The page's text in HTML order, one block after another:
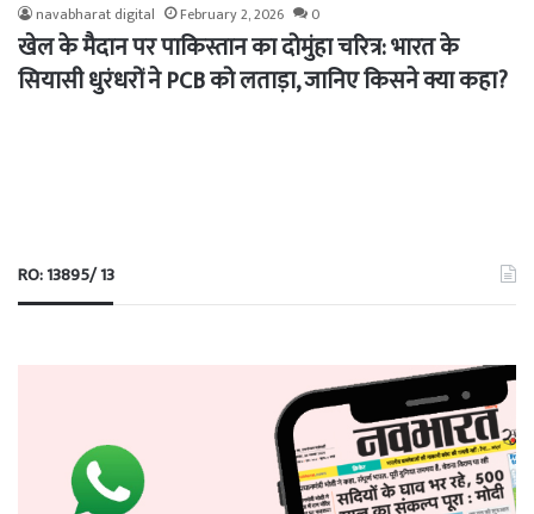
navabharat digital February 2, 2026 0
खेल के मैदान पर पाकिस्तान का दोमुंहा चरित्र: भारत के
सियासी धुरंधरों ने PCB को लताड़ा, जानिए किसने क्या कहा?
RO: 13895/ 13